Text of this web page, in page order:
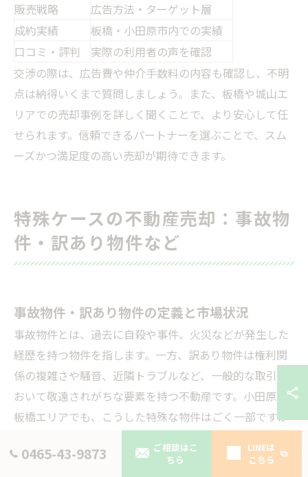
販売戦略
広告方法・ターゲット層
成約実績
板橋・小田原市内での実績
口コミ・評判
実際の利用者の声を確認
交渉の際は、広告費や仲介手数料の内容も確認し、不明
点は納得いくまで質問しましょう。また、板橋や城山エ
リアでの売却事例を詳しく聞くことで、より安心して任
せられます。信頼できるパートナーを選ぶことで、スム
ーズかつ満足度の高い売却が期待できます。
特殊ケースの不動産売却：事故物
件・訳あり物件など
事故物件・訳あり物件の定義と市場状況
事故物件とは、過去に自殺や事件、火災などが発生した
経歴を持つ物件を指します。一方、訳あり物件は権利関
係の複雑さや騒音、近隣トラブルなど、一般的な取引に
おいて敬遠されがちな要素を持つ不動産です。小田原市
板橋エリアでも、こうした特殊な物件はごく一部ですが
地では、相場より価格が下がる傾向が見られるため、売
0465-43-9873
ご相談はこ
ちら
LINEは
こちら